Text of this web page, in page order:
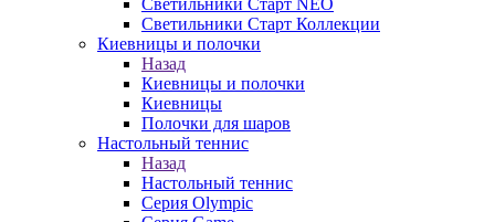
Светильники Старт NEO
Светильники Старт Коллекции
Киевницы и полочки
Назад
Киевницы и полочки
Киевницы
Полочки для шаров
Настольный теннис
Назад
Настольный теннис
Серия Olympic